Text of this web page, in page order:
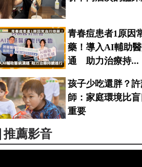
青春痘患者1原因
藥！導入AI輔助
通 助力治療持...
孩子少吃還胖？
師：家庭環境比
重要
推薦影音